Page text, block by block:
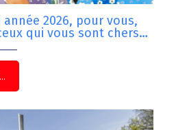
2026, pour vous,
qui vous sont chers…